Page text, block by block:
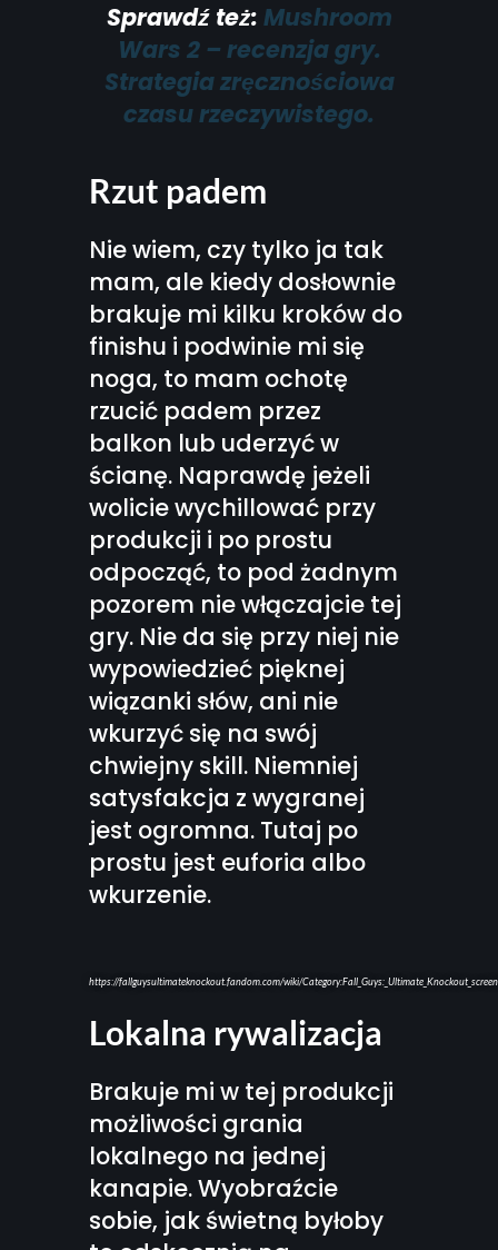
Sprawdź też: Mushroom
Wars 2 – recenzja gry.
Strategia zręcznościowa
czasu rzeczywistego.
Rzut padem
Nie wiem, czy tylko ja tak
mam, ale kiedy dosłownie
brakuje mi kilku kroków do
finishu i podwinie mi się
noga, to mam ochotę
rzucić padem przez
balkon lub uderzyć w
ścianę. Naprawdę jeżeli
wolicie wychillować przy
produkcji i po prostu
odpocząć, to pod żadnym
pozorem nie włączajcie tej
gry. Nie da się przy niej nie
wypowiedzieć pięknej
wiązanki słów, ani nie
wkurzyć się na swój
chwiejny skill. Niemniej
satysfakcja z wygranej
jest ogromna. Tutaj po
prostu jest euforia albo
wkurzenie.
https://fallguysultimateknockout.fandom.com/wiki/
Lokalna rywalizacja
Brakuje mi w tej produkcji
możliwości grania
lokalnego na jednej
kanapie. Wyobraźcie
sobie, jak świetną byłoby